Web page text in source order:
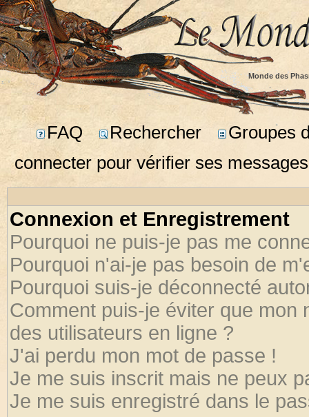
Monde des
FAQ Rechercher
Groupes
connecter pour vérifier ses
Connexion et Enregistrement
Pourquoi ne puis-je pas me
Pourquoi n'ai-je pas besoin de
Pourquoi suis-je déconnecté
Comment puis-je éviter que mon
des utilisateurs en ligne ?
J'ai perdu mon mot de passe !
Je me suis inscrit mais ne peux
Je me suis enregistré dans le